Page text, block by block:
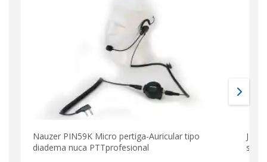
Nauzer PIN59K Micro pertiga-Auricular tipo
diadema nuca PTTprofesional